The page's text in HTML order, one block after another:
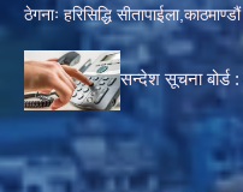
ठेगनाः हरिसिद्धि
सन्देश सूचना बोर्ड :